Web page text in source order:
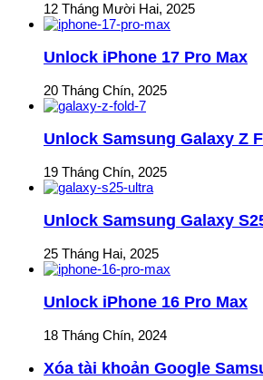
12 Tháng Mười Hai, 2025
Unlock iPhone 17 Pro Max
20 Tháng Chín, 2025
Unlock Samsung Galaxy Z
19 Tháng Chín, 2025
Unlock Samsung Galaxy
25 Tháng Hai, 2025
Unlock iPhone 16 Pro Max
18 Tháng Chín, 2024
Xóa tài khoản Google